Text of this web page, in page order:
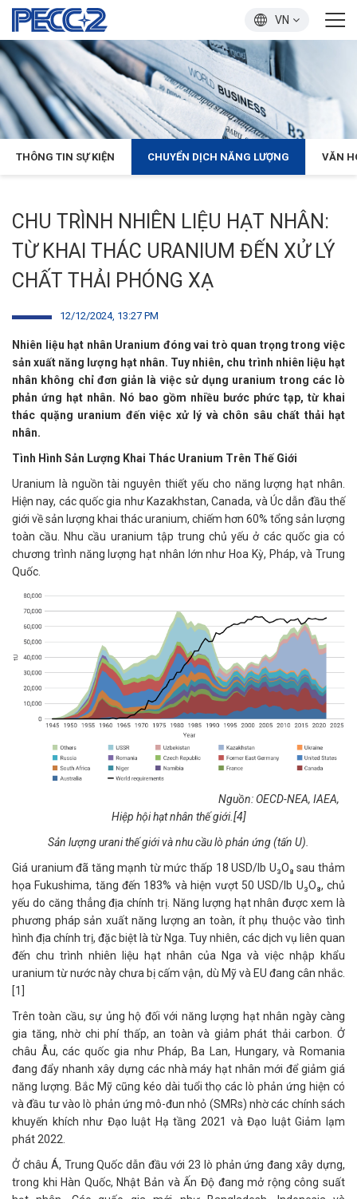
VN
THÔNG TIN SỰ KIỆN CHUYỂN DỊCH NĂNG LƯỢNG VĂN
CHU TRÌNH NHIÊN LIỆU HẠT NHÂN:
TỪ KHAI THÁC URANIUM ĐẾN XỬ LÝ
CHẤT THẢI PHÓNG XẠ
12/12/2024, 13:27 PM
Nhiên liệu hạt nhân Uranium đóng vai trò quan trọng trong việc
sản xuất năng lượng hạt nhân. Tuy nhiên, chu trình nhiên liệu hạt
nhân không chỉ đơn giản là việc sử dụng uranium trong các lò
phản ứng hạt nhân. Nó bao gồm nhiều bước phức tạp, từ khai
thác quặng uranium đến việc xử lý và chôn sâu chất thải hạt
nhân.
Tình Hình Sản Lượng Khai Thác Uranium Trên Thế Giới
Uranium là nguồn tài nguyên thiết yếu cho năng lượng hạt nhân.
Hiện nay, các quốc gia như Kazakhstan, Canada, và Úc dẫn đầu thế
giới về sản lượng khai thác uranium, chiếm hơn 60% tổng sản lượng
toàn cầu. Nhu cầu uranium tập trung chủ yếu ở các quốc gia có
chương trình năng lượng hạt nhân lớn như Hoa Kỳ, Pháp, và Trung
Quốc.
Nguồn: OECD-NEA, IAEA,
Hiệp hội hạt nhân thế giới.[4]
Sản lượng urani thế giới và nhu cầu lò phản ứng (tấn U).
Giá uranium đã tăng mạnh từ mức thấp 18 USD/lb U₃O₈ sau thảm
họa Fukushima, tăng đến 183% và hiện vượt 50 USD/lb U₃O₈, chủ
yếu do căng thẳng địa chính trị. Năng lượng hạt nhân được xem là
phương pháp sản xuất năng lượng an toàn, ít phụ thuộc vào tình
hình địa chính trị, đặc biệt là từ Nga. Tuy nhiên, các dịch vụ liên quan
đến chu trình nhiên liệu hạt nhân của Nga và việc nhập khẩu
uranium từ nước này chưa bị cấm vận, dù Mỹ và EU đang cân nhắc.
[1]
Trên toàn cầu, sự ủng hộ đối với năng lượng hạt nhân ngày càng
gia tăng, nhờ chi phí thấp, an toàn và giảm phát thải carbon. Ở
châu Âu, các quốc gia như Pháp, Ba Lan, Hungary, và Romania
đang đẩy nhanh xây dựng các nhà máy hạt nhân mới để giảm giá
năng lượng. Bắc Mỹ cũng kéo dài tuổi thọ các lò phản ứng hiện có
và đầu tư vào lò phản ứng mô-đun nhỏ (SMRs) nhờ các chính sách
khuyến khích như Đạo luật Hạ tầng 2021 và Đạo luật Giảm lạm
phát 2022.
Ở châu Á, Trung Quốc dẫn đầu với 23 lò phản ứng đang xây dựng,
trong khi Hàn Quốc, Nhật Bản và Ấn Độ đang mở rộng công suất